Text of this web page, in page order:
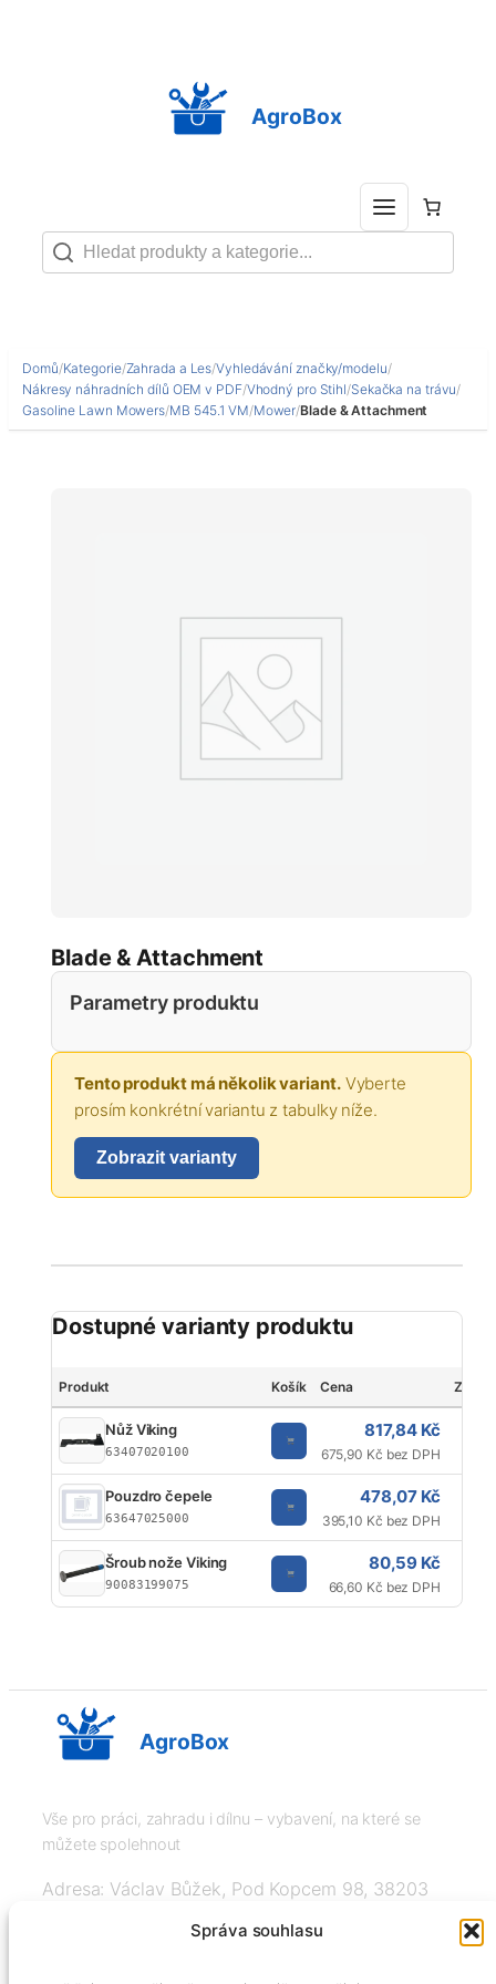
Správa souhlasu
AgroBox
Domů/Kategorie/Zahrada a Les/Vyhledávání značky/modelu/
Nákresy náhradních dílů OEM v PDF/Vhodný pro Stihl/Sekačka na trávu/
Gasoline Lawn Mowers/MB 545.1 VM/Mower/Blade & Attachment
Blade & Attachment
Parametry produktu
Tento produkt má několik variant.Vyberte
prosím konkrétní variantu z tabulky níže.
Zobrazit varianty
Dostupné varianty produktu
Produkt Košík Cena
Nůž Viking
63407020100
817,84 Kč
675,90 Kč bez DPH
Pouzdro čepele
63647025000
478,07 Kč
395,10 Kč bez DPH
Šroub nože Viking
90083199075
80,59 Kč
66,60 Kč bez DPH
AgroBox
Vše pro práci, zahradu i dílnu – vybavení, na které se
můžete spolehnout
Adresa: Václav Bůžek, Pod Kopcem 98, 38203